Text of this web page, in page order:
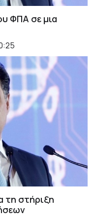
ΦΠΑ σε μια
τη στήριξη